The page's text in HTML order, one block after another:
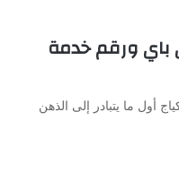
باي ورقم خدمة
أول ما يتبادر إلى الذهن